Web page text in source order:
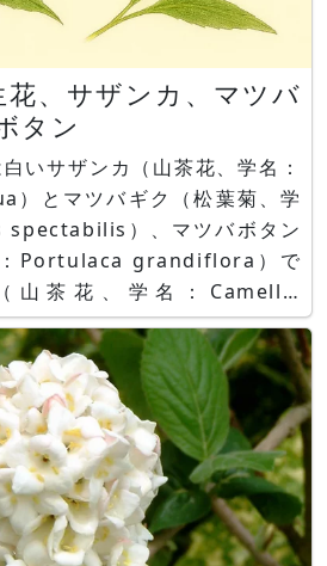
花、サザンカ、マツバ
タン
いサザンカ（山茶花、学名：
とマツバギク（松葉菊、学
）、マツバボタン
：Portulaca grandiflora）で
本固有種でツバキ科ツバキ属
。 別名でイワハナビ（岩花